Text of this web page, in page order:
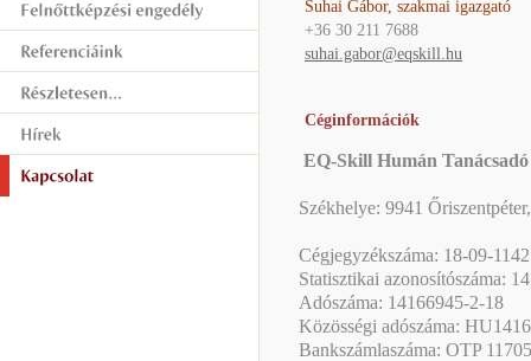
Suhai Gábor, szakmai igazgató
+36 30 211 7688
suhai.gabor@eqskill.hu
Céginformációk
EQ-Skill Humán
Székhelye: 9941
Cégjegyzékszáma: 18-09-
Statisztikai azonosítószáma:
Adószáma: 14166945-2-18
Közösségi adószáma:
Bankszámlaszáma: OTP